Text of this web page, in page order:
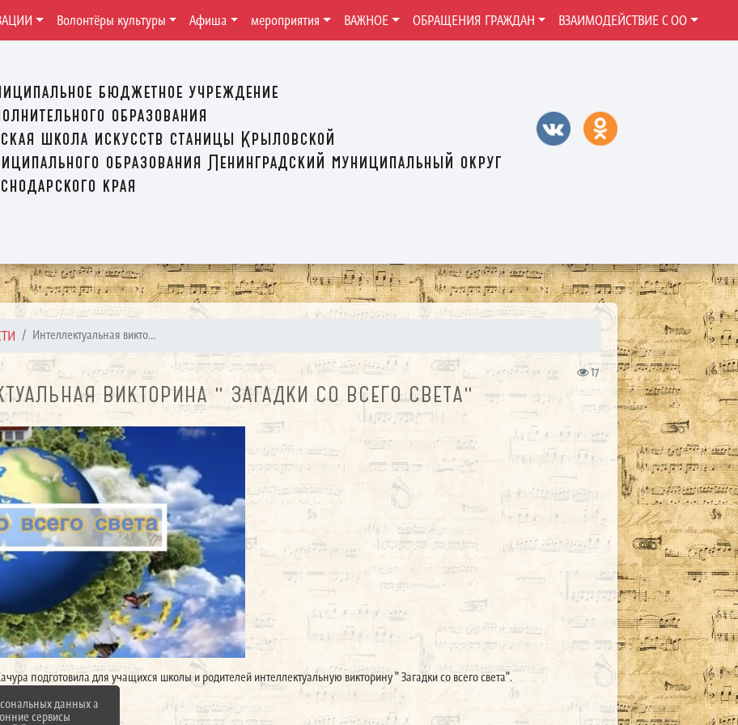
бюджетное учреждение
образования
школа искусств станицы Крыловской
образования Ленинградский муниципальный округ
края
Волонтёры культуры Афиша мероприятия ВАЖНОЕ ОБРАЩЕНИЯ ГРАЖДАН ВЗАИМОДЕЙСТВИЕ С ОО
Интеллектуальная викто...
17
ВИКТОРИНА " ЗАГАДКИ СО ВСЕГО СВЕТА"
подготовила для учащихся школы и родителей интеллектуальную викторину " Загадки со всего света".
данных а
сервисы